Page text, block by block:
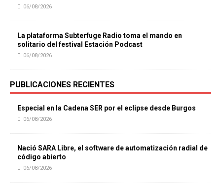
06/08/2026
La plataforma Subterfuge Radio toma el mando en
solitario del festival Estación Podcast
06/08/2026
PUBLICACIONES RECIENTES
Especial en la Cadena SER por el eclipse desde Burgos
06/08/2026
Nació SARA Libre, el software de automatización radial de
código abierto
06/08/2026